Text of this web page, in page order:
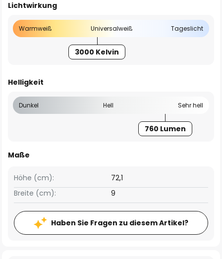
Lichtwirkung
Warmweiß Universalweiß Tageslicht
3000 Kelvin
Helligkeit
Dunkel Hell Sehr hell
760 Lumen
Maße
Breite (cm): 9
Höhe (cm): 72,1
Haben Sie Fragen zu diesem Artikel?